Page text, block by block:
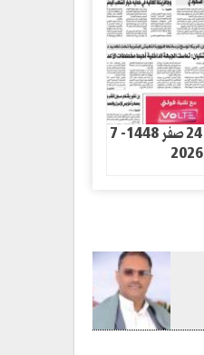
صحيفة الثورة الجمعه 24 صفر 1448- 7